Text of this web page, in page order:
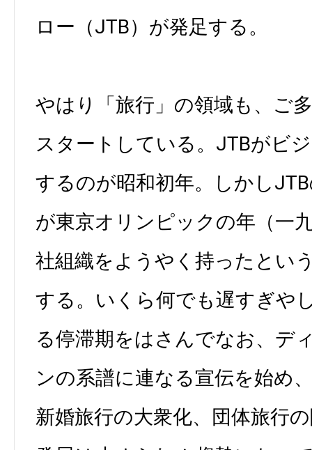
ロー（JTB）が発足する。
やはり「旅行」の領域も、ご
スタートしている。JTBがビ
するのが昭和初年。しかし
が東京オリンピックの年（一
社組織をようやく持ったとい
する。いくら何でも遅すぎや
る停滞期をはさんでなお、デ
ンの系譜に連なる宣伝を始め
新婚旅行の大衆化、団体旅行